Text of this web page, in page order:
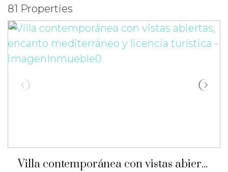
81 Properties
Villa contemporánea con vistas abiertas, encanto mediterráneo y licencia turística – ma-2504